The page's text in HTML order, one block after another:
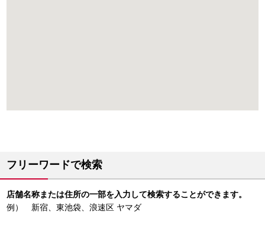
フリーワードで検索
店舗名称または住所の一部を入力して検索することができます。
例） 新宿、東池袋、浪速区 ヤマダ